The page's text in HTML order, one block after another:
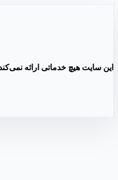
این سایت هیچ خدماتی ارائه